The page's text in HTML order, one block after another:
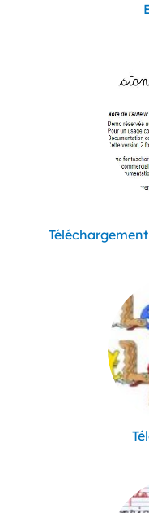
Téléchargement